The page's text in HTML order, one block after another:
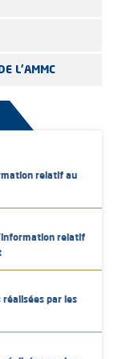
L'AMMC
relatif au
relatif
réalisées par les